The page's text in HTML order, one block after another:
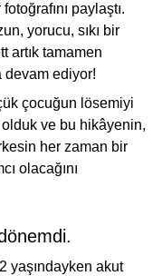
paylaştı.
yorucu, sıkı bir
artık tamamen
devam ediyor!
çocuğun lösemiyi
ve bu hikâyenin,
her zaman bir
olacağını
yaşındayken akut